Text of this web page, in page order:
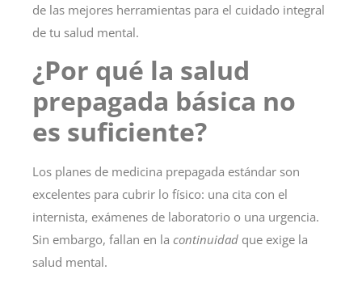
de las mejores herramientas para el cuidado integral
de tu salud mental.
¿Por qué la salud
prepagada básica no
es suficiente?
Los planes de medicina prepagada estándar son
excelentes para cubrir lo físico: una cita con el
internista, exámenes de laboratorio o una urgencia.
Sin embargo, fallan en la continuidad que exige la
salud mental.